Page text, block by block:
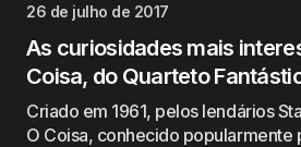
26 de julho de 2017
As curiosidades mais
Coisa, do Quarteto
Criado em 1961, pelos lendários
O Coisa, conhecido popularmente